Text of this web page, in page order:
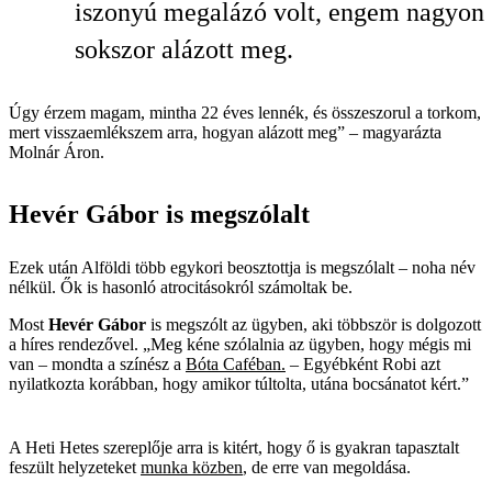
iszonyú megalázó volt, engem nagyon
sokszor alázott meg.
Úgy érzem magam, mintha 22 éves lennék, és összeszorul a torkom,
mert visszaemlékszem arra, hogyan alázott meg” – magyarázta
Molnár Áron.
Hevér Gábor is megszólalt
Ezek után Alföldi több egykori beosztottja is megszólalt – noha név
nélkül. Ők is hasonló atrocitásokról számoltak be.
Most Hevér Gábor is megszólt az ügyben, aki többször is dolgozott
a híres rendezővel. „Meg kéne szólalnia az ügyben, hogy mégis mi
van – mondta a színész a Bóta Caféban. – Egyébként Robi azt
nyilatkozta korábban, hogy amikor túltolta, utána bocsánatot kért.”
A Heti Hetes szereplője arra is kitért, hogy ő is gyakran tapasztalt
feszült helyzeteket munka közben, de erre van megoldása.